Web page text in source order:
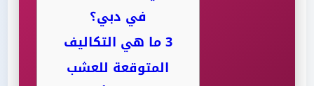
في دبي؟
3ما هي التكاليف
المتوقعة للعشب